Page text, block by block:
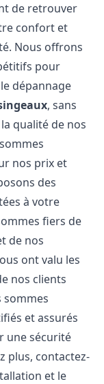
de retrouver
confort et
Nous offrons
pour
dépannage
, sans
qualité de nos
nos prix et
des
à votre
fiers de
de nos
ont valu les
nos clients
sommes
et assurés
une sécurité
plus, contactez-
et le